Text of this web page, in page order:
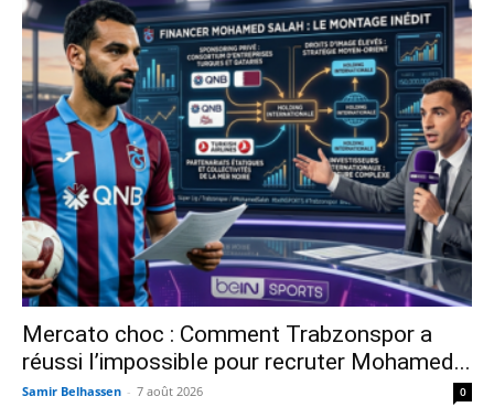
Mercato choc : Comment Trabzonspor a
réussi l’impossible pour recruter Mohamed...
Samir Belhassen - 7 août 2026 0